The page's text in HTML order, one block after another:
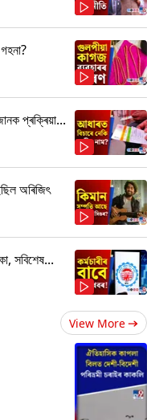
প্ৰক্ৰিয়া...
অৰিজিৎ
সবিশেষ...
View More